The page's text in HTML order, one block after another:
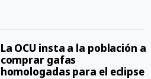
La OCU insta a la población a
comprar gafas
homologadas para el eclipse